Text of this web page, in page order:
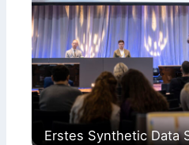
Erstes Synthetic Data